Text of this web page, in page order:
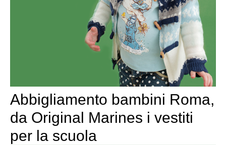
Abbigliamento bambini Roma,
da Original Marines i vestiti
per la scuola